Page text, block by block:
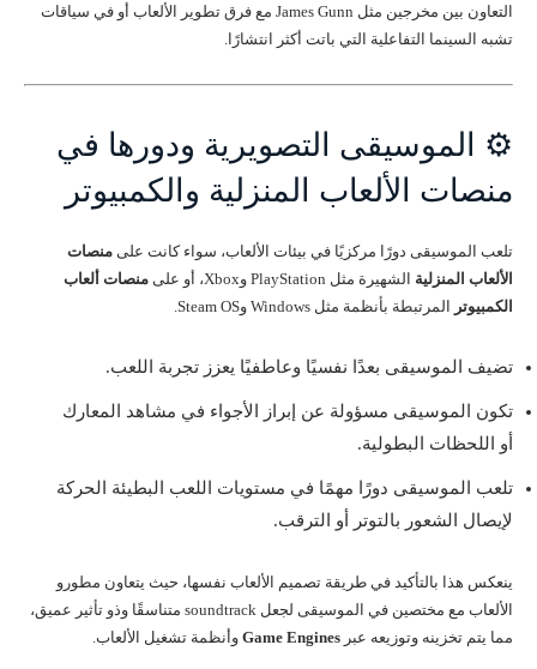
التعاون بين مخرجين مثل James Gunn مع فرق تطوير الألعاب أو في سياقات
تشبه السينما التفاعلية التي باتت أكثر انتشارًا.
⚙️ الموسيقى التصويرية ودورها في
منصات الألعاب المنزلية والكمبيوتر
تلعب الموسيقى دورًا مركزيًا في بيئات الألعاب، سواء كانت على منصات
الألعاب المنزلية الشهيرة مثل PlayStation وXbox، أو على
منصات ألعاب
الكمبيوتر
المرتبطة بأنظمة مثل Windows وSteam OS.
تضيف الموسيقى بعدًا نفسيًا وعاطفيًا يعزز تجربة اللعب.
تكون الموسيقى مسؤولة عن إبراز الأجواء في مشاهد المعارك
أو اللحظات البطولية.
تلعب الموسيقى دورًا مهمًا في مستويات اللعب البطيئة الحركة
لإيصال الشعور بالتوتر أو الترقب.
ينعكس هذا بالتأكيد في طريقة تصميم الألعاب نفسها، حيث يتعاون مطورو
الألعاب مع مختصين في الموسيقى لجعل soundtrack متناسقًا وذو تأثير عميق،
مما يتم تخزينه وتوزيعه عبر Game Engines وأنظمة تشغيل الألعاب.